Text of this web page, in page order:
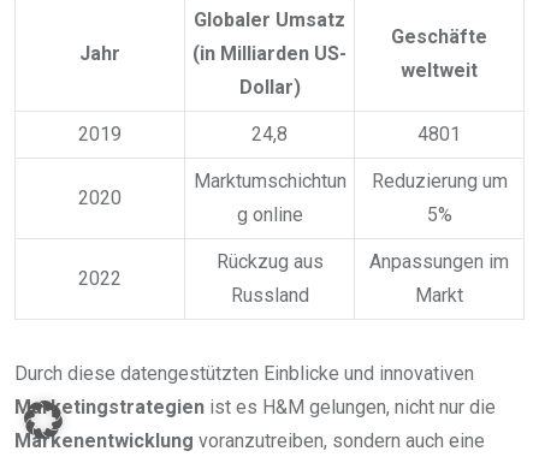
Jahr
Globaler Umsatz
(in Milliarden US-
Dollar)
Geschäfte
weltweit
2019 24,8 4801
2020
Marktumschichtun
g online
Reduzierung um
5%
2022
Rückzug aus
Russland
Anpassungen im
Markt
Durch diese datengestützten Einblicke und innovativen
Marketingstrategien ist es H&M gelungen, nicht nur die
Markenentwicklung voranzutreiben, sondern auch eine